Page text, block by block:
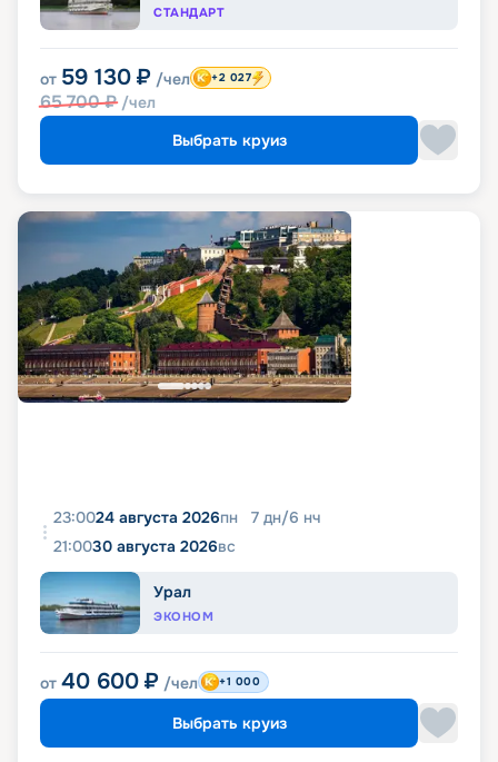
СТАНДАРТ
от 59 130 ₽ /чел
65 700₽ /чел
+2 027
Выбрать круиз
23:0024 августа 2026пн 7 дн/6 нч
21:0030 августа 2026вс
Урал
ЭКОНОМ
от 40 600 ₽ /чел +1 000
Выбрать круиз